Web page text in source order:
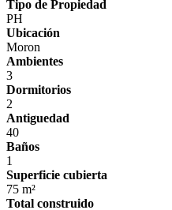
Tipo de Propiedad
PH
Ubicación
Moron
Ambientes
3
Dormitorios
2
Antiguedad
40
Baños
1
Superficie cubierta
75 m²
Total construido